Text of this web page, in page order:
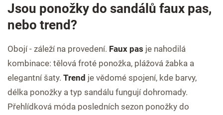
Jsou ponožky do sandálů faux pas,
nebo trend?
Obojí - záleží na provedení. Faux pas je nahodilá
kombinace: tělová froté ponožka, plážová žabka a
elegantní šaty. Trend je vědomé spojení, kde barvy,
délka ponožky a typ sandálu fungují dohromady.
Přehlídková móda posledních sezon ponožky do